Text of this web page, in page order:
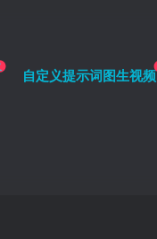
自定义提示词图生视频